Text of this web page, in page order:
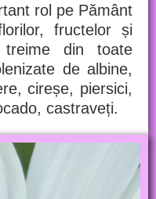
rol pe Pământ
fructelor și
treime din toate
de albine,
cireșe, piersici,
castraveți.